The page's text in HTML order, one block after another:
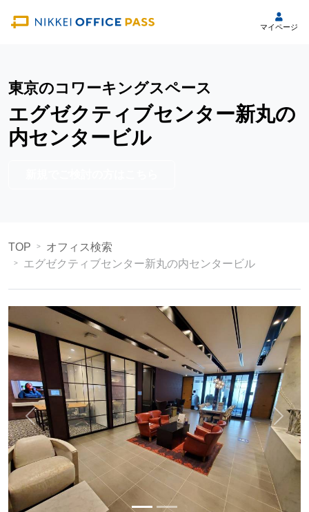
マイページ
東京のコワーキングスペース
エグゼクティブセンター新丸の
内センタービル
TOP
オフィス検索
エグゼクティブセンター新丸の内センタービル